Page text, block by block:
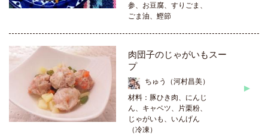
参、お豆腐、すりごま、
ごま油、鰹節
肉団子のじゃがいもスー
プ
ちゅう（河村昌美）
材料：豚ひき肉、にんじ
ん、キャベツ、片栗粉、
じゃがいも、いんげん
（冷凍）